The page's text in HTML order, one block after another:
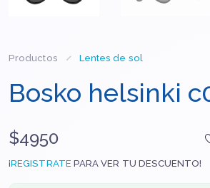
Productos Lentes de sol
Bosko helsinki
$4950
¡REGISTRATEPARA VER TU DESCUENTO!